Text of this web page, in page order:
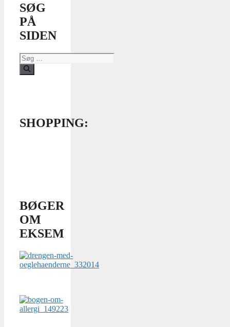
SØG
PÅ
SIDEN
Søg
efter:
SHOPPING:
BØGER
OM
EKSEM